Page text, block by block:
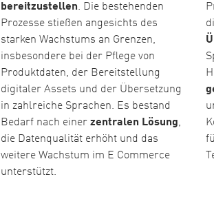
bereitzustellen. Die bestehenden
Prozesse stießen angesichts des
starken Wachstums an Grenzen,
insbesondere bei der Pflege von
Produktdaten, der Bereitstellung
digitaler Assets und der Übersetzung
in zahlreiche Sprachen. Es bestand
Bedarf nach einer zentralen Lösung,
die Datenqualität erhöht und das
weitere Wachstum im E Commerce
unterstützt.